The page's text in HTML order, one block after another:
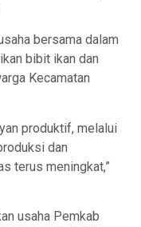
bersama dalam
bibit ikan dan
Kecamatan
produktif, melalui
dan
terus meningkat,”
usaha Pemkab